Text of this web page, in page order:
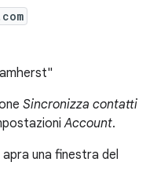
Sincronizza contatti
Account.
una finestra del